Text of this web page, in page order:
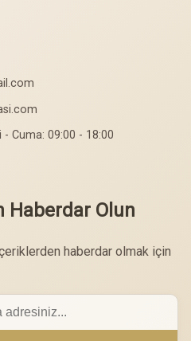
- Cuma: 09:00 - 18:00
Haberdar Olun
haberdar olmak için